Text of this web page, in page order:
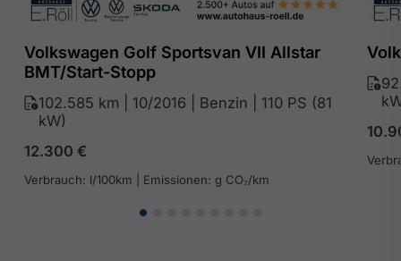
Volkswagen Golf Sportsvan VII Allstar
BMT/Start-Stopp
102.585 km | 10/2016 | Benzin | 110 PS (81
kW)
12.300 €
Verbrauch: l/100km | Emissionen: g CO₂/km